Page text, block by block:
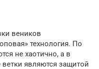
веников
технология. По
не хаотично, а в
являются защитой